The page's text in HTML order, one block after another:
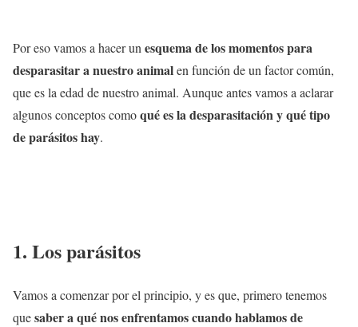
Por eso vamos a hacer un esquema de los momentos para
desparasitar a nuestro animalen función de un factor común,
que es la edad de nuestro animal. Aunque antes vamos a aclarar
algunos conceptos comoqué es la desparasitación y qué tipo
de parásitos hay.
1. Los parásitos
Vamos a comenzar por el principio, y es que, primero tenemos
quesaber a qué nos enfrentamos cuando hablamos de